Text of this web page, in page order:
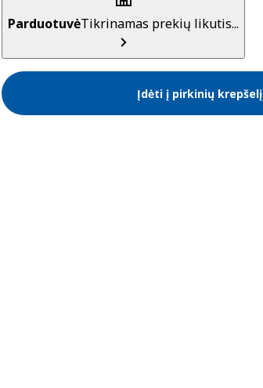
ParduotuvėTikrinamas prekių likutis...
Įdėti į pirkinių krepšelį